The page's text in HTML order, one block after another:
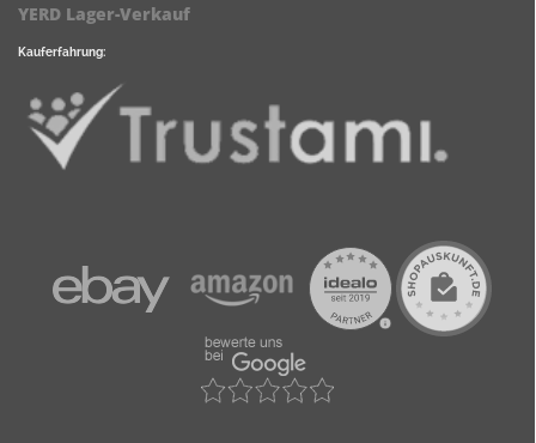
YERD Lager-Verkauf
Kauferfahrung: